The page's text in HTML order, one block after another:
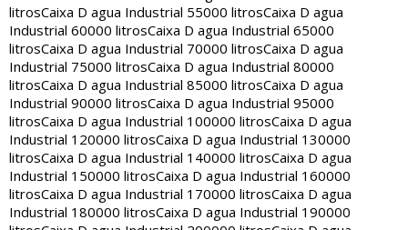
litrosCaixa D agua Industrial 55000 litrosCaixa D agua
Industrial 60000 litrosCaixa D agua Industrial 65000
litrosCaixa D agua Industrial 70000 litrosCaixa D agua
Industrial 75000 litrosCaixa D agua Industrial 80000
litrosCaixa D agua Industrial 85000 litrosCaixa D agua
Industrial 90000 litrosCaixa D agua Industrial 95000
litrosCaixa D agua Industrial 100000 litrosCaixa D agua
Industrial 120000 litrosCaixa D agua Industrial 130000
litrosCaixa D agua Industrial 140000 litrosCaixa D agua
Industrial 150000 litrosCaixa D agua Industrial 160000
litrosCaixa D agua Industrial 170000 litrosCaixa D agua
Industrial 180000 litrosCaixa D agua Industrial 190000